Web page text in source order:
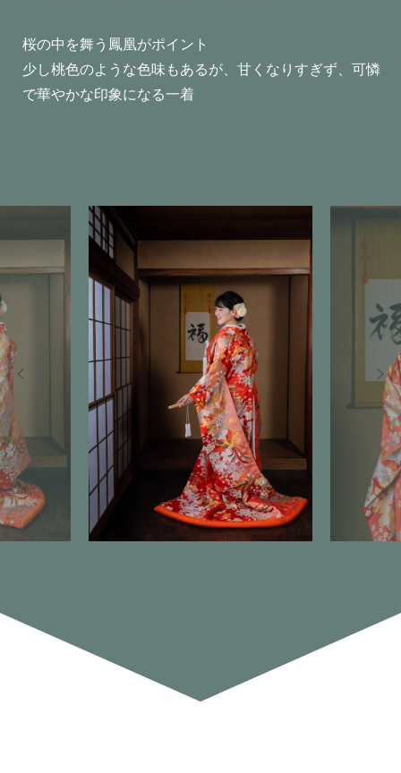
桜の中を舞う鳳凰がポイント
少し桃色のような色味もあるが、甘くなりすぎず、可憐
で華やかな印象になる一着